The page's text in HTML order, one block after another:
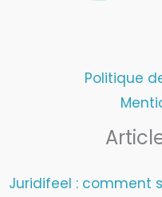
Politique
Juridifeel : comment